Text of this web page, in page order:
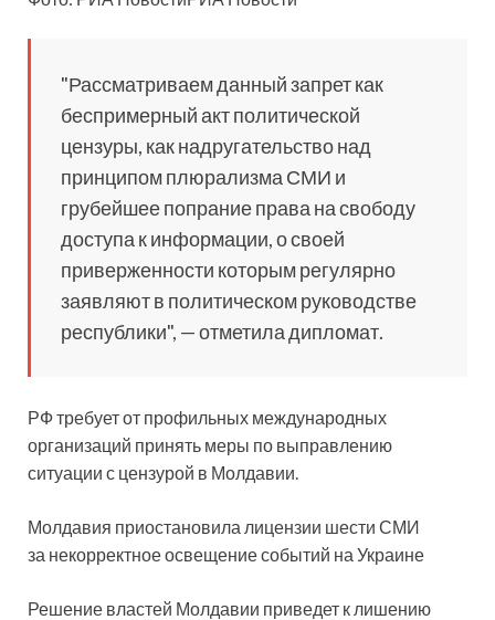
"Рассматриваем данный запрет как
беспримерный акт политической
цензуры, как надругательство над
принципом плюрализма СМИ и
грубейшее попрание права на свободу
доступа к информации, о своей
приверженности которым регулярно
заявляют в политическом руководстве
республики", — отметила дипломат.
РФ требует от профильных международных
организаций принять меры по выправлению
ситуации с цензурой в Молдавии.
Молдавия приостановила лицензии шести СМИ
за некорректное освещение событий на Украине
Решение властей Молдавии приведет к лишению